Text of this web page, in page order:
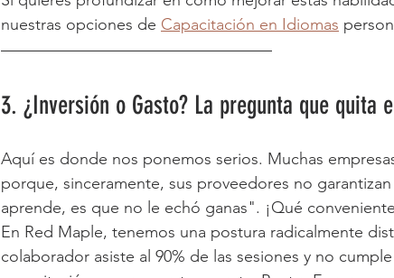
nuestras opciones de Capacitación en Idiomas
3. ¿Inversión o Gasto? La pregunta que quita
Aquí es donde nos ponemos serios. Muchas
porque, sinceramente, sus proveedores no
aprende, es que no le echó ganas". ¡Qué
En Red Maple, tenemos una postura radicalmente
colaborador asiste al 90% de las sesiones y no